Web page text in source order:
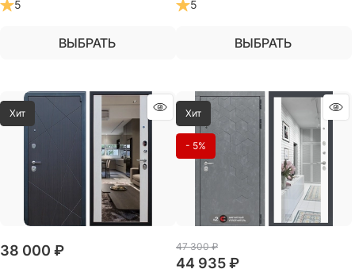
5
ВЫБРАТЬ
дачи
5
ВЫБРАТЬ
Хит
38 000 ₽
Хит
- 5%
47 300 ₽
44 935 ₽